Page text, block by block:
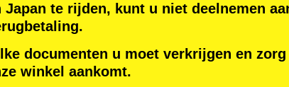
te rijden, kunt u niet deelnemen
documenten u moet verkrijgen en
winkel aankomt.